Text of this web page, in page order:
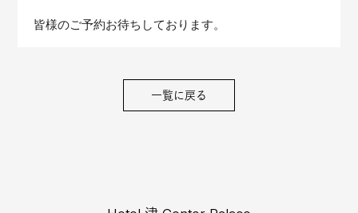
皆様のご予約お待ちしております。
一覧に戻る